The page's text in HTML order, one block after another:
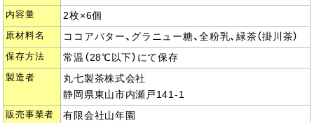
内容量 2枚×6個
原材料名 ココアバター、グラニュー糖、全粉乳、緑茶（掛川茶）
保存方法 常温（28℃以下）にて保存
製造者
丸七製茶株式会社
静岡県東山市内瀬戸141-1
販売事業者
有限会社山年園